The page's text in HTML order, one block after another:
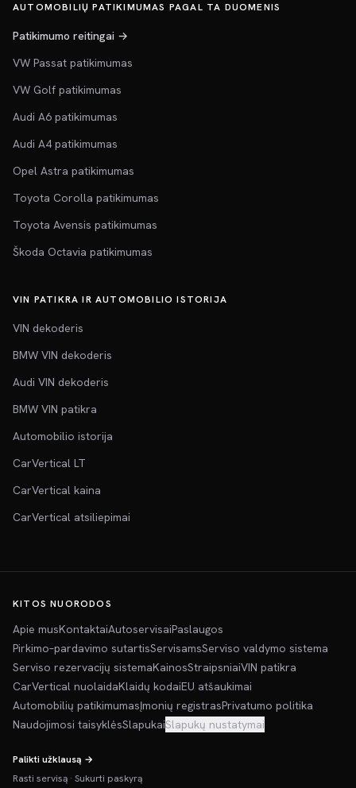
AUTOMOBILIŲ PATIKIMUMAS PAGAL TA DUOMENIS
Patikimumo reitingai →
VW Passat patikimumas
VW Golf patikimumas
Audi A6 patikimumas
Audi A4 patikimumas
Opel Astra patikimumas
Toyota Corolla patikimumas
Toyota Avensis patikimumas
Škoda Octavia patikimumas
VIN PATIKRA IR AUTOMOBILIO ISTORIJA
VIN dekoderis
BMW VIN dekoderis
Audi VIN dekoderis
BMW VIN patikra
Automobilio istorija
CarVertical LT
CarVertical kaina
CarVertical atsiliepimai
KITOS NUORODOS
Apie musKontaktaiAutoservisaiPaslaugos
Pirkimo–pardavimo sutartisServisamsServiso valdymo sistema
Serviso rezervacijų sistemaKainosStraipsniaiVIN patikra
CarVertical nuolaidaKlaidų kodaiEU atšaukimai
Automobilių patikimumasĮmonių registrasPrivatumo politika
Naudojimosi taisyklėsSlapukaiSlapukų nustatymai
Palikti užklausą →
Rasti servisą · Sukurti paskyrą